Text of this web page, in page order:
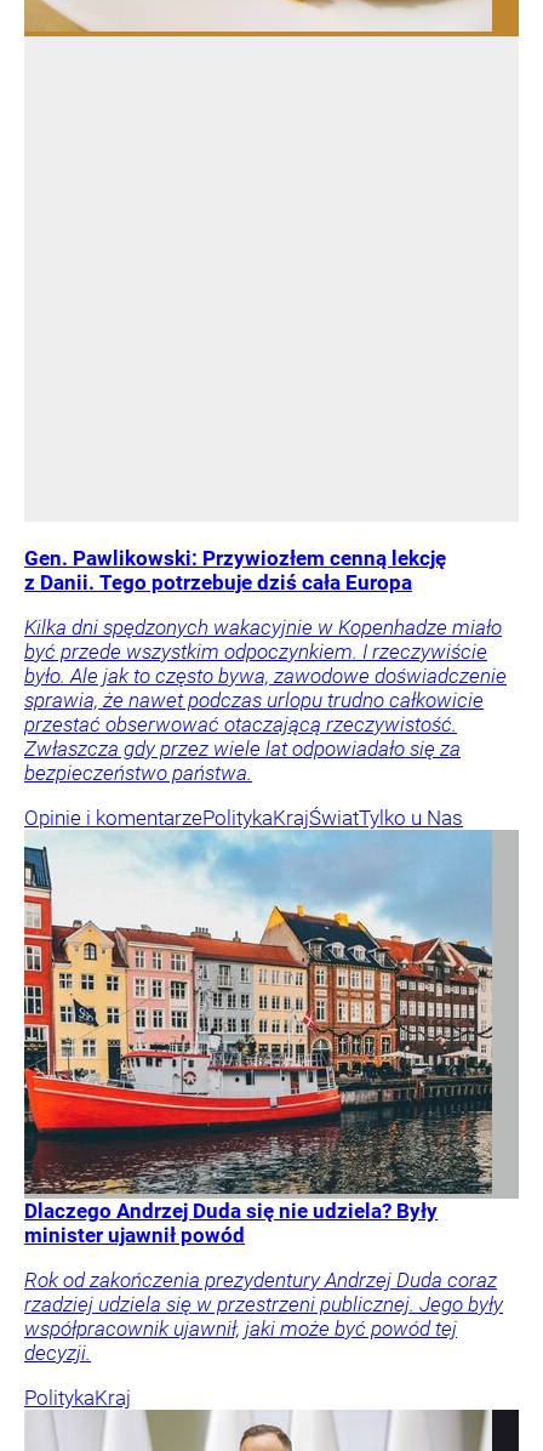
Gen. Pawlikowski: Przywiozłem cenną lekcję
z Danii. Tego potrzebuje dziś cała Europa
Kilka dni spędzonych wakacyjnie w Kopenhadze miało
być przede wszystkim odpoczynkiem. I rzeczywiście
było. Ale jak to często bywa, zawodowe doświadczenie
sprawia, że nawet podczas urlopu trudno całkowicie
przestać obserwować otaczającą rzeczywistość.
Zwłaszcza gdy przez wiele lat odpowiadało się za
bezpieczeństwo państwa.
Opinie i komentarzePolitykaKrajŚwiatTylko u Nas
Dlaczego Andrzej Duda się nie udziela? Były
minister ujawnił powód
Rok od zakończenia prezydentury Andrzej Duda coraz
rzadziej udziela się w przestrzeni publicznej. Jego były
współpracownik ujawnił, jaki może być powód tej
decyzji.
PolitykaKraj